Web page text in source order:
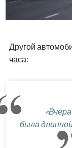
Другой
часа:
была